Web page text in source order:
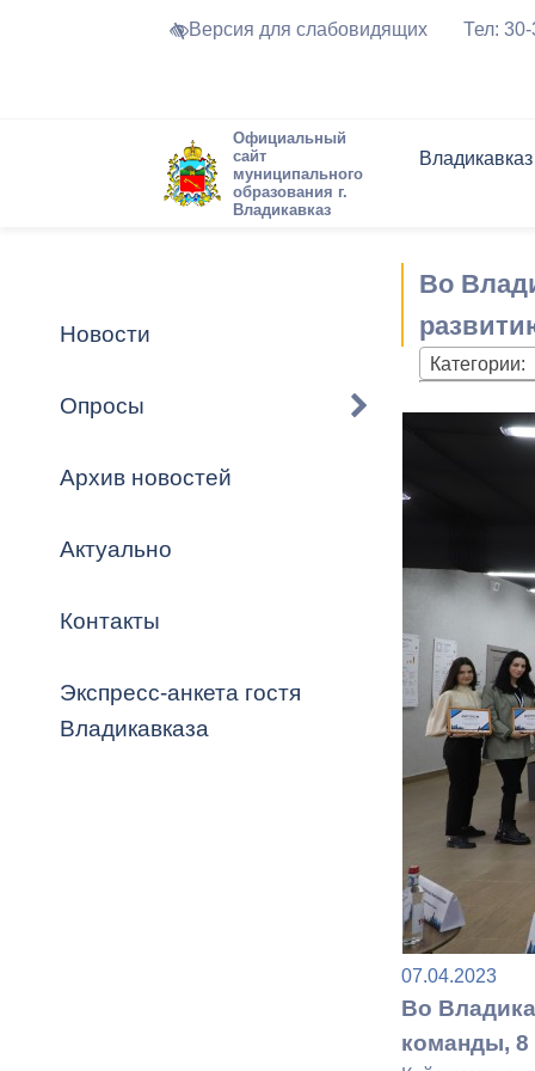
Версия для слабовидящих Тел:
Официальный
сайт
муниципального
образования г.
Владикавказ
Владикавказ
Устав
Города-
городского
Торги и
Программа
Формы
ОРВ и
Оценка
местного
Обратная
Комиссии
График
Новостная
Актуально
Новости
Опросы
Архив новостей
Актуально
Контакты
Экспресс-анкета гостя
Владикавказа
Во
Категории:
07.04.2023
Во
команды, 8